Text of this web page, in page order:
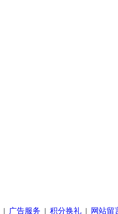
| 广告服务 | 积分换礼 | 网站留